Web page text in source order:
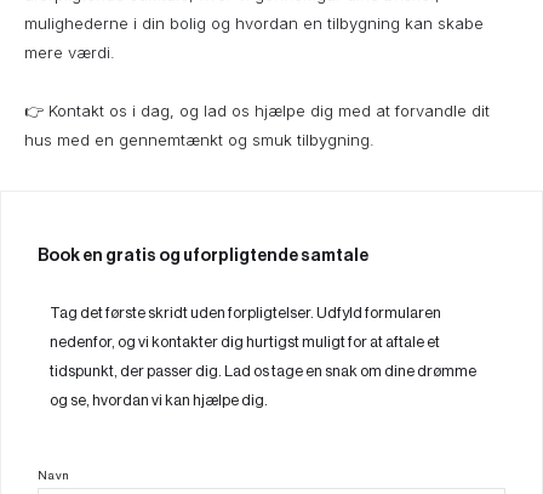
mulighederne i din bolig og hvordan en tilbygning kan skabe
mere værdi.
👉 Kontakt os i dag, og lad os hjælpe dig med at forvandle dit
hus med en gennemtænkt og smuk tilbygning.
Book en gratis og uforpligtende samtale
Tag det første skridt uden forpligtelser. Udfyld formularen
nedenfor, og vi kontakter dig hurtigst muligt for at aftale et
tidspunkt, der passer dig. Lad os tage en snak om dine drømme
og se, hvordan vi kan hjælpe dig.
Navn